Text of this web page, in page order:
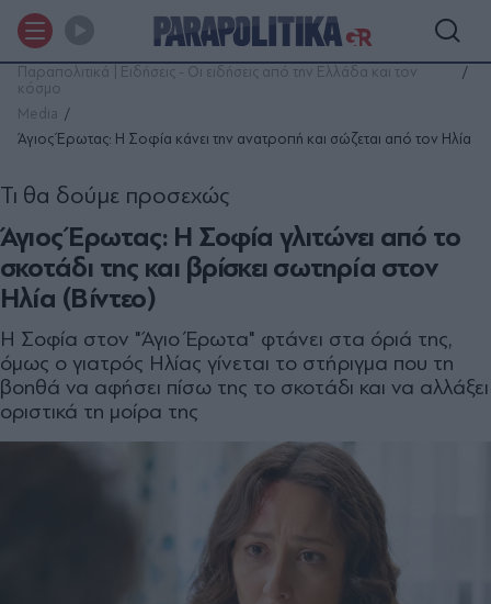
Παραπολιτικά | Ειδήσεις - Οι ειδήσεις από την Ελλάδα και τον
κόσμο
Media
Άγιος Έρωτας: Η Σοφία κάνει την ανατροπή και σώζεται από τον Ηλία
Άγιος Έρωτας: Η Σοφία γλιτώνει από το
σκοτάδι της και βρίσκει σωτηρία στον
Ηλία (Βίντεο)
Τι θα δούμε προσεχώς
Η Σοφία στον "Άγιο Έρωτα" φτάνει στα όριά της,
όμως ο γιατρός Ηλίας γίνεται το στήριγμα που τη
βοηθά να αφήσει πίσω της το σκοτάδι και να αλλάξει
οριστικά τη μοίρα της